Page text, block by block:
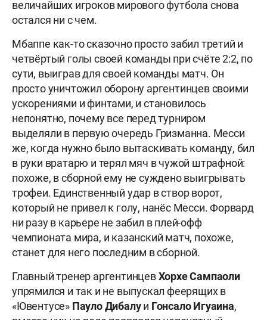
величайших игроков мирового футбола снова
остался ни с чем.
Мбаппе как-то сказочно просто забил третий и
четвёртый голы своей команды при счёте 2:2, по
сути, выиграв для своей команды матч. Он
просто уничтожил оборону аргентинцев своими
ускорениями и финтами, и становилось
непонятно, почему все перед турниром
выделяли в первую очередь Гризманна. Месси
же, когда нужно было вытаскивать команду, бил
в руки вратарю и терял мяч в чужой штрафной:
похоже, в сборной ему не суждено выигрывать
трофеи. Единственный удар в створ ворот,
который не привел к голу, нанёс Месси. Форвард
ни разу в карьере не забил в плей-офф
чемпионата мира, и казанский матч, похоже,
станет для него последним в сборной.
Главный тренер аргентинцевХорхе Сампаоли
упрямился и так и не выпускал феерящих в
«Ювентусе» Пауло Дибалуи Гонсало Игуаина,